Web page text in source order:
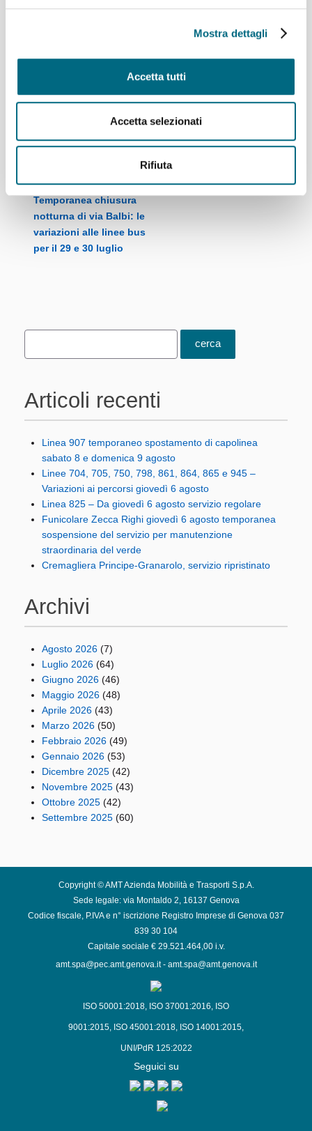
Mostra dettagli
Accetta tutti
Accetta selezionati
Rifiuta
Volabus, nuovo percorso
da lunedì 3 agosto
Temporanea chiusura
notturna di via Balbi: le
variazioni alle linee bus
per il 29 e 30 luglio
Articoli recenti
Linea 907 temporaneo spostamento di capolinea
sabato 8 e domenica 9 agosto
Linee 704, 705, 750, 798, 861, 864, 865 e 945 –
Variazioni ai percorsi giovedì 6 agosto
Linea 825 – Da giovedì 6 agosto servizio regolare
Funicolare Zecca Righi giovedì 6 agosto temporanea
sospensione del servizio per manutenzione
straordinaria del verde
Cremagliera Principe-Granarolo, servizio ripristinato
Archivi
Agosto 2026 (7)
Luglio 2026 (64)
Giugno 2026 (46)
Maggio 2026 (48)
Aprile 2026 (43)
Marzo 2026 (50)
Febbraio 2026 (49)
Gennaio 2026 (53)
Dicembre 2025 (42)
Novembre 2025 (43)
Ottobre 2025 (42)
Settembre 2025 (60)
Copyright © AMT Azienda Mobilità e Trasporti S.p.A.
Sede legale: via Montaldo 2, 16137 Genova
Codice fiscale, P.IVA e n° iscrizione Registro Imprese di Genova 037
839 30 104
Capitale sociale € 29.521.464,00 i.v.
amt.spa@pec.amt.genova.it- amt.spa@amt.genova.it
ISO 50001:2018, ISO 37001:2016, ISO
9001:2015, ISO 45001:2018, ISO 14001:2015,
UNI/PdR 125:2022
Seguici su